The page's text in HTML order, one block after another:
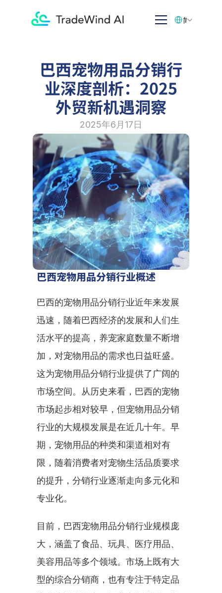
巴西宠物用品分销行
业深度剖析：2025
外贸新机遇洞察
2025年6月17日
巴西宠物用品分销行业概述
巴西的宠物用品分销行业近年来发展
迅速，随着巴西经济的发展和人们生
活水平的提高，养宠家庭数量不断增
加，对宠物用品的需求也日益旺盛。
这为宠物用品分销行业提供了广阔的
市场空间。从历史来看，巴西的宠物
市场起步相对较早，但宠物用品分销
行业的大规模发展是在近几十年。早
期，宠物用品的种类和渠道相对有
限，随着消费者对宠物生活品质要求
的提升，分销行业逐渐走向多元化和
专业化。
目前，巴西宠物用品分销行业规模庞
大，涵盖了食品、玩具、医疗用品、
美容用品等多个领域。市场上既有大
型的综合分销商，也有专注于特定品
简体中文